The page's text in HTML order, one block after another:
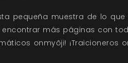
pequeña muestra de lo
más páginas con
onmyõji! ¡Traicioneros